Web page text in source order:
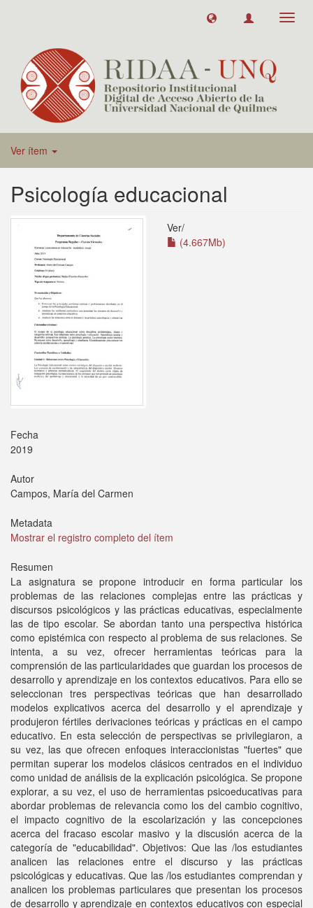
Ver ítem
Psicología educacional
Ver/
(4.667Mb)
Fecha
2019
Autor
Campos, María del Carmen
Metadata
Mostrar el registro completo del ítem
Resumen
La asignatura se propone introducir en forma particular los
problemas de las relaciones complejas entre las prácticas y
discursos psicológicos y las prácticas educativas, especialmente
las de tipo escolar. Se abordan tanto una perspectiva histórica
como epistémica con respecto al problema de sus relaciones. Se
intenta, a su vez, ofrecer herramientas teóricas para la
comprensión de las particularidades que guardan los procesos de
desarrollo y aprendizaje en los contextos educativos. Para ello se
seleccionan tres perspectivas teóricas que han desarrollado
modelos explicativos acerca del desarrollo y el aprendizaje y
produjeron fértiles derivaciones teóricas y prácticas en el campo
educativo. En esta selección de perspectivas se privilegiaron, a
su vez, las que ofrecen enfoques interaccionistas "fuertes" que
permitan superar los modelos clásicos centrados en el individuo
como unidad de análisis de la explicación psicológica. Se propone
explorar, a su vez, el uso de herramientas psicoeducativas para
abordar problemas de relevancia como los del cambio cognitivo,
el impacto cognitivo de la escolarización y las concepciones
acerca del fracaso escolar masivo y la discusión acerca de la
categoría de "educabilidad". Objetivos: Que las /los estudiantes
analicen las relaciones entre el discurso y las prácticas
psicológicas y educativas. Que las /los estudiantes comprendan y
analicen los problemas particulares que presentan los procesos
de desarrollo y aprendizaje en contextos educativos con especial